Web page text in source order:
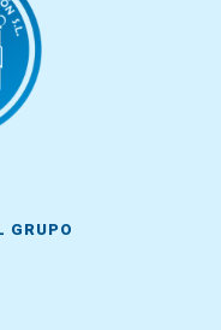
GRUPO